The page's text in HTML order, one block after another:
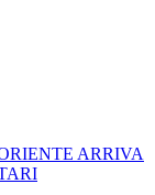
ARRIVA